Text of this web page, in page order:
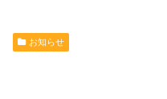
お知らせ